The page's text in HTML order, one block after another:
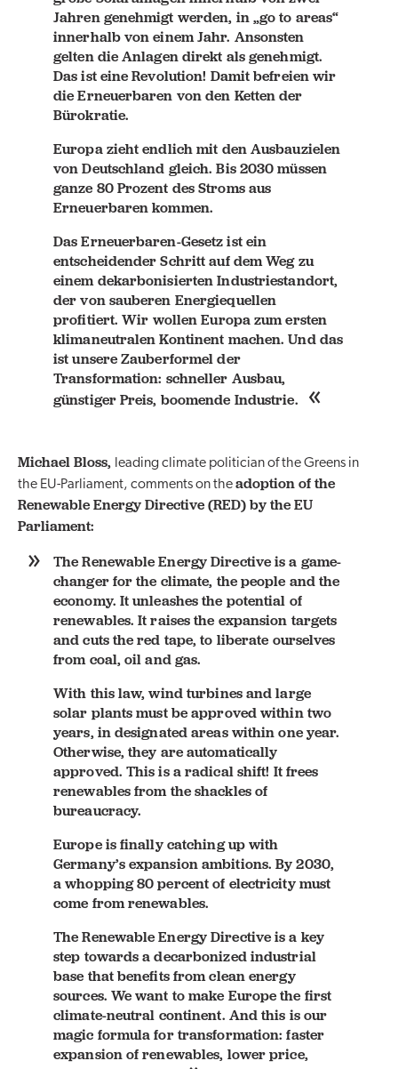
Jahren genehmigt werden, in „go to areas“
innerhalb von einem Jahr. Ansonsten
gelten die Anlagen direkt als genehmigt.
Das ist eine Revolution! Damit befreien wir
die Erneuerbaren von den Ketten der
Bürokratie.
Europa zieht endlich mit den Ausbauzielen
von Deutschland gleich. Bis 2030 müssen
ganze 80 Prozent des Stroms aus
Erneuerbaren kommen.
Das Erneuerbaren-Gesetz ist ein
entscheidender Schritt auf dem Weg zu
einem dekarbonisierten Industriestandort,
der von sauberen Energiequellen
profitiert. Wir wollen Europa zum ersten
klimaneutralen Kontinent machen. Und das
ist unsere Zauberformel der
Transformation: schneller Ausbau,
günstiger Preis, boomende Industrie.
Michael Bloss, leading climate politician of the Greens in
the EU-Parliament, comments on theadoption of the
Renewable Energy Directive (RED) by the EU
Parliament:
The Renewable Energy Directive is a game-
changer for the climate, the people and the
economy. It unleashes the potential of
renewables. It raises the expansion targets
and cuts the red tape, to liberate ourselves
from coal, oil and gas.
With this law, wind turbines and large
solar plants must be approved within two
years, in designated areas within one year.
Otherwise, they are automatically
approved. This is a radical shift! It frees
renewables from the shackles of
bureaucracy.
Europe is finally catching up with
Germany’s expansion ambitions. By 2030,
a whopping 80 percent of electricity must
come from renewables.
The Renewable Energy Directive is a key
step towards a decarbonized industrial
base that benefits from clean energy
sources. We want to make Europe the first
climate-neutral continent. And this is our
magic formula for transformation: faster
expansion of renewables, lower price,